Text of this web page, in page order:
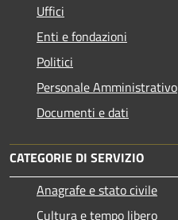
Uffici
Enti e fondazioni
Politici
Personale Amministrativo
Documenti e dati
CATEGORIE DI SERVIZIO
Anagrafe e stato civile
Cultura e tempo libero